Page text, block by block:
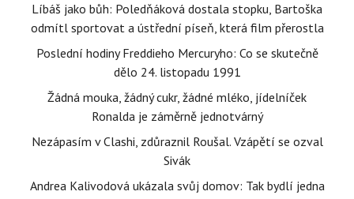
Líbáš jako bůh: Poledňáková dostala stopku, Bartoška
odmítl sportovat a ústřední píseň, která film přerostla
Poslední hodiny Freddieho Mercuryho: Co se skutečně
dělo 24. listopadu 1991
Žádná mouka, žádný cukr, žádné mléko, jídelníček
Ronalda je záměrně jednotvárný
Nezápasím v Clashi, zdůraznil Roušal. Vzápětí se ozval
Sivák
Andrea Kalivodová ukázala svůj domov: Tak bydlí jedna